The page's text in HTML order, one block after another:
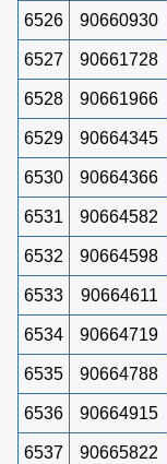
6526 90660930
6527 90661728
6528 90661966
6529 90664345
6530 90664366
6531 90664582
6532 90664598
6533 90664611
6534 90664719
6535 90664788
6536 90664915
6537 90665822